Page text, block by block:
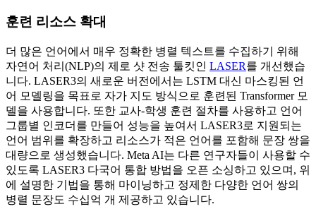
훈련 리소스 확대
더 많은 언어에서 매우 정확한 병렬 텍스트를 수집하기 위해
자연어 처리(NLP)의 제로 샷 전송 툴킷인 LASER를 개선했습
니다. LASER3의 새로운 버전에서는 LSTM 대신 마스킹된 언
어 모델링을 목표로 자가 지도 방식으로 훈련된 Transformer 모
델을 사용합니다. 또한 교사-학생 훈련 절차를 사용하고 언어
그룹별 인코더를 만들어 성능을 높여서 LASER3로 지원되는
언어 범위를 확장하고 리소스가 적은 언어를 포함해 문장 쌍을
대량으로 생성했습니다. Meta AI는 다른 연구자들이 사용할 수
있도록 LASER3 다국어 통합 방법을 오픈 소싱하고 있으며, 위
에 설명한 기법을 통해 마이닝하고 정제한 다양한 언어 쌍의
병렬 문장도 수십억 개 제공하고 있습니다.